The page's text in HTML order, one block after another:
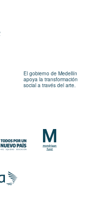
El gobierno de Medellín
apoya la transformación
social a través del arte.